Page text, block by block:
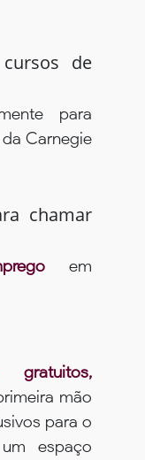
de
para
Carnegie
chamar
em
mão
para o
espaço